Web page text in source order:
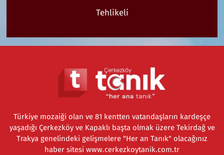
Tehlikeli
Türkiye mozaiği olan ve 81 kentten vatandaşların kardeşçe
yaşadığı Çerkezköy ve Kapaklı başta olmak üzere Tekirdağ ve
Trakya genelindeki gelişmelere "Her an Tanık" olacağınız
haber sitesi www.cerkezkoytanik.com.tr